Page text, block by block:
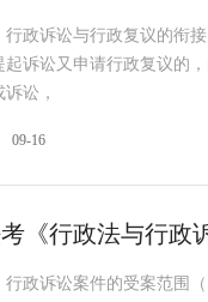
行政诉讼与行政复议的衔
起诉讼又申请行政复议的
讼，
09-16
《行政法与行政
行政诉讼案件的受案范围